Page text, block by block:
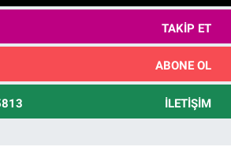
TAKIP ET
ABONE OL
İLETIŞIM